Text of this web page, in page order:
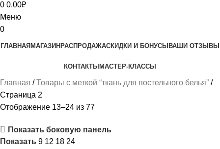
0 0.00₽
Меню
0
ГЛАВНАЯМАГАЗИНРАСПРОДАЖАCКИДКИ И БОНУСЫВАШИ ОТЗЫВЫ
КОНТАКТЫМАСТЕР-КЛАССЫ
Главная
Товары с меткой “ткань для постельного белья”
Страница 2
Отображение 13–24 из 77
Показать боковую панель
Показать 9 12 18 24